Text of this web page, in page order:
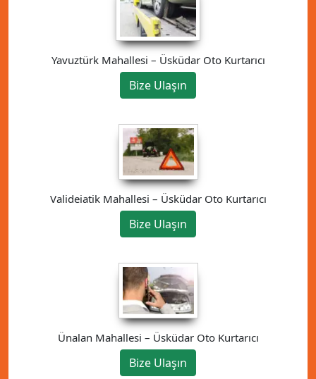
Yavuztürk Mahallesi – Üsküdar Oto Kurtarıcı
Bize Ulaşın
Valideiatik Mahallesi – Üsküdar Oto Kurtarıcı
Bize Ulaşın
Ünalan Mahallesi – Üsküdar Oto Kurtarıcı
Bize Ulaşın